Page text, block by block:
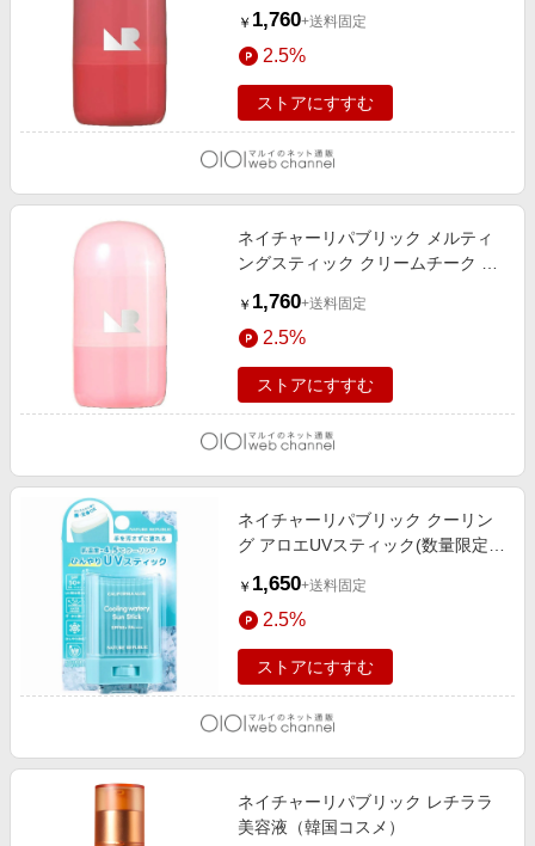
バター
￥ 1,760+送料固定
2.5%
ストアにすすむ
ネイチャーリパブリック メルティ
ングスティック クリームチーク ベ
バター
￥ 1,760+送料固定
2.5%
ストアにすすむ
ネイチャーリパブリック クーリン
グ アロエUVスティック(数量限定)
￥ 1,650+送料固定
2.5%
ストアにすすむ
ネイチャーリパブリック レチララ
美容液（韓国コスメ）